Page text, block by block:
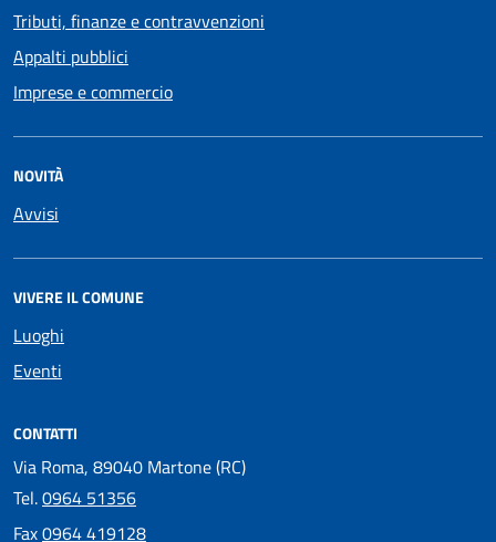
Tributi, finanze e contravvenzioni
Appalti pubblici
Imprese e commercio
NOVITÀ
Avvisi
VIVERE IL COMUNE
Luoghi
Eventi
CONTATTI
Via Roma, 89040 Martone (RC)
Tel.0964 51356
Fax0964 419128